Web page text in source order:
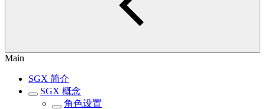
Main
SGX 简介
SGX 概念
角色设置